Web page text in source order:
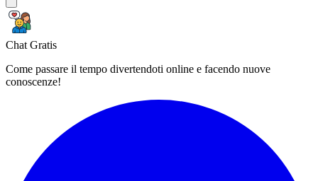
Chat Gratis
Come passare il tempo divertendoti online e facendo nuove
conoscenze!